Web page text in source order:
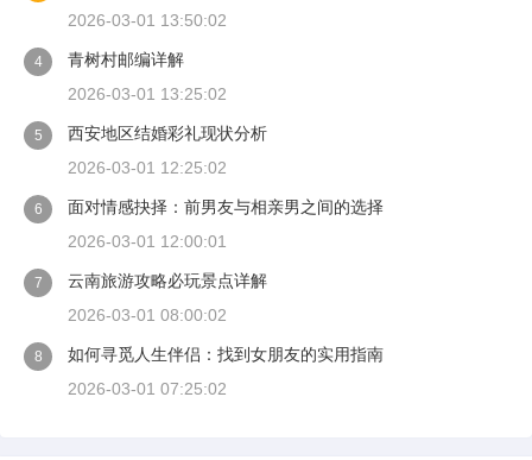
2026-03-01 13:50:02
4
青树村邮编详解
2026-03-01 13:25:02
5
西安地区结婚彩礼现状分析
2026-03-01 12:25:02
6
面对情感抉择：前男友与相亲男之间的选择
2026-03-01 12:00:01
7
云南旅游攻略必玩景点详解
2026-03-01 08:00:02
8
如何寻觅人生伴侣：找到女朋友的实用指南
2026-03-01 07:25:02